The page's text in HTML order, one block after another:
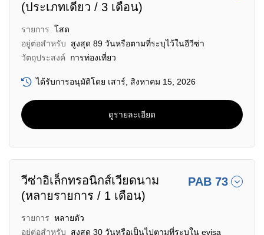
(ประเภทเดียว / 3 เดือน)
รายการ โสด
อยู่ต่อสำหรับ
สูงสุด 89 วันหรือตามที่ระบุไว้ในอีวีซ่า
วัตถุประสงค์ การท่องเที่ยว
ได้รับการอนุมัติโดย เสาร์, สิงหาคม 15, 2026
ดูรายละเอียด
วีซ่าอิเล็กทรอนิกส์เวียดนาม
(หลายรายการ / 1 เดือน)
PAB 73
รายการ หลายตัว
อยู่ต่อสำหรับ
สูงสุด 30 วันหรือเป็นไปตามที่ระบุใน evisa